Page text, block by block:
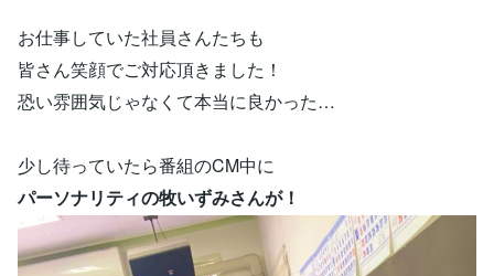
お仕事していた社員さんたちも
皆さん笑顔でご対応頂きました！
恐い雰囲気じゃなくて本当に良かった…
少し待っていたら番組のCM中に
パーソナリティの牧いずみさんが！